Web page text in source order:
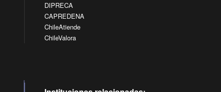
DIPRECA
CAPREDENA
ChileAtiende
ChileValora